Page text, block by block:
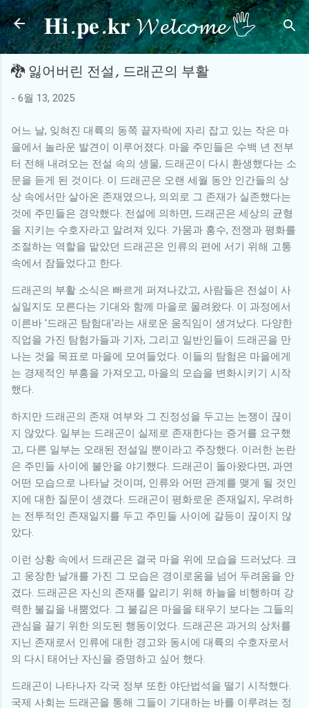
기본 콘텐츠로 건너뛰기
𝐇𝐢.𝐩𝐞.𝐤𝐫 𝓦𝓮𝓵𝓬𝓸𝓶𝓮 🖐
🐉 잃어버린 전설, 드래곤의 부활
- 6월 13, 2025
어느 날, 잊혀진 대륙의 동쪽 끝자락에 자리 잡고 있는 작은 마
을에서 놀라운 발견이 이루어졌다. 마을 주민들은 수백 년 전부
터 전해 내려오는 전설 속의 생물, 드래곤이 다시 환생했다는 소
문을 듣게 된 것이다. 이 드래곤은 오랜 세월 동안 인간들의 상
상 속에서만 살아온 존재였으나, 의외로 그 존재가 실존했다는
것에 주민들은 경악했다. 전설에 의하면, 드래곤은 세상의 균형
을 지키는 수호자라고 알려져 있다. 가뭄과 홍수, 전쟁과 평화를
조절하는 역할을 맡았던 드래곤은 인류의 편에 서기 위해 고통
속에서 잠들었다고 한다.
드래곤의 부활 소식은 빠르게 퍼져나갔고, 사람들은 전설이 사
실일지도 모른다는 기대와 함께 마을로 몰려왔다. 이 과정에서
이른바 '드래곤 탐험대'라는 새로운 움직임이 생겨났다. 다양한
직업을 가진 탐험가들과 기자, 그리고 일반인들이 드래곤을 만
나는 것을 목표로 마을에 모여들었다. 이들의 탐험은 마을에게
는 경제적인 부흥을 가져오고, 마을의 모습을 변화시키기 시작
했다.
하지만 드래곤의 존재 여부와 그 진정성을 두고는 논쟁이 끊이
지 않았다. 일부는 드래곤이 실제로 존재한다는 증거를 요구했
고, 다른 일부는 오래된 전설일 뿐이라고 주장했다. 이러한 논란
은 주민들 사이에 불안을 야기했다. 드래곤이 돌아왔다면, 과연
어떤 모습으로 나타날 것이며, 인류와 어떤 관계를 맺게 될 것인
지에 대한 질문이 생겼다. 드래곤이 평화로운 존재일지, 우려하
는 전투적인 존재일지를 두고 주민들 사이에 갈등이 끊이지 않
았다.
이런 상황 속에서 드래곤은 결국 마을 위에 모습을 드러났다. 크
고 웅장한 날개를 가진 그 모습은 경이로움을 넘어 두려움을 안
겼다. 드래곤은 자신의 존재를 알리기 위해 하늘을 비행하며 강
력한 불길을 내뿜었다. 그 불길은 마을을 태우기 보다는 그들의
관심을 끌기 위한 의도된 행동이었다. 드래곤은 과거의 상처를
지닌 존재로서 인류에 대한 경고와 동시에 대륙의 수호자로서
의 다시 태어난 자신을 증명하고 싶어 했다.
드래곤이 나타나자 각국 정부 또한 야단법석을 떨기 시작했다.
국제 사회는 드래곤을 통해 그들이 기대하는 바를 이루려는 정